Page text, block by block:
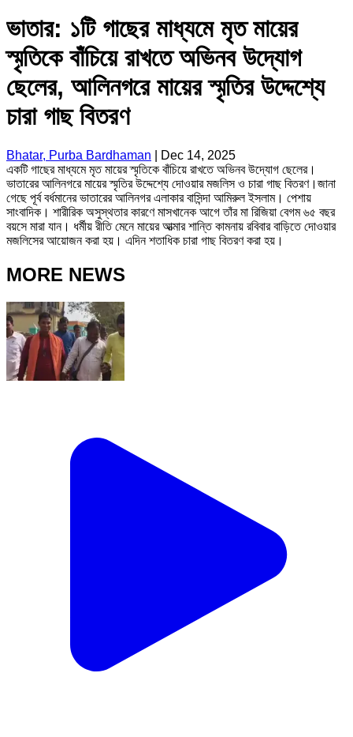
ভাতার: ১টি গাছের মাধ্যমে মৃত মায়ের
স্মৃতিকে বাঁচিয়ে রাখতে অভিনব উদ্যোগ
ছেলের, আলিনগরে মায়ের স্মৃতির উদ্দেশ্যে
চারা গাছ বিতরণ
Bhatar, Purba Bardhaman
Dec 14, 2025
একটি গাছের মাধ্যমে মৃত মায়ের স্মৃতিকে বাঁচিয়ে রাখতে অভিনব উদ্যোগ ছেলের।
ভাতারের আলিনগরে মায়ের স্মৃতির উদ্দেশ্যে দোওয়ার মজলিস ও চারা গাছ বিতরণ।জানা
গেছে পূর্ব বর্ধমানের ভাতারের আলিনগর এলাকার বাসিন্দা আমিরুল ইসলাম। পেশায়
সাংবাদিক। শারীরিক অসুস্থতার কারণে মাসখানেক আগে তাঁর মা রিজিয়া বেগম ৬৫ বছর
বয়সে মারা যান। ধর্মীয় রীতি মেনে মায়ের আত্মার শান্তি কামনায় রবিবার বাড়িতে দোওয়ার
মজলিসের আয়োজন করা হয়। এদিন শতাধিক চারা গাছ বিতরণ করা হয়।
MORE NEWS